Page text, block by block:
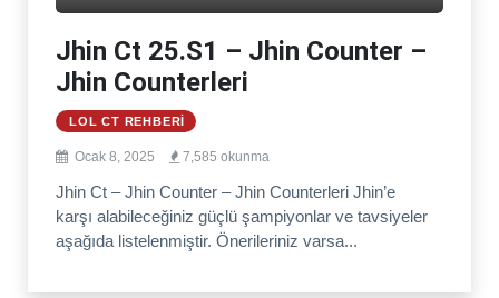
Jhin Ct 25.S1 – Jhin Counter –
Jhin Counterleri
LOL CT REHBERI
Ocak 8, 2025 7,585 okunma
Jhin Ct – Jhin Counter – Jhin Counterleri Jhin’e
karşı alabileceğiniz güçlü şampiyonlar ve tavsiyeler
aşağıda listelenmiştir. Önerileriniz varsa...